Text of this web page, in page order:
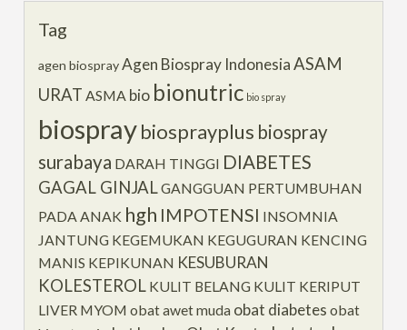
Tag
agen biosprayAgen Biospray Indonesia ASAM
URAT ASMA bio bionutric bio spray
biospraybiosprayplus biospray
surabaya DARAH TINGGI DIABETES
GAGAL GINJALGANGGUAN PERTUMBUHAN
PADA ANAK hgh IMPOTENSI INSOMNIA
JANTUNG KEGEMUKAN KEGUGURAN KENCING
MANIS KEPIKUNAN KESUBURAN
KOLESTEROL KULIT BELANG KULIT KERIPUT
LIVER MYOM obat awet muda obat diabetes obat